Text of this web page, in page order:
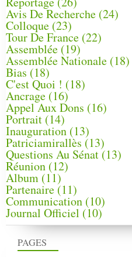
PAGES
Avis De Recherche (24)
Colloque (23)
Tour De France (22)
Assemblée (19)
Assemblée Nationale (18)
Bias (18)
C'est Quoi ! (18)
Ancrage (16)
Appel Aux Dons (16)
Portrait (14)
Inauguration (13)
Patriciamirallès (13)
Questions Au Sénat(13)
Réunion (12)
Album (11)
Partenaire(11)
Communication (10)
Journal Officiel (10)